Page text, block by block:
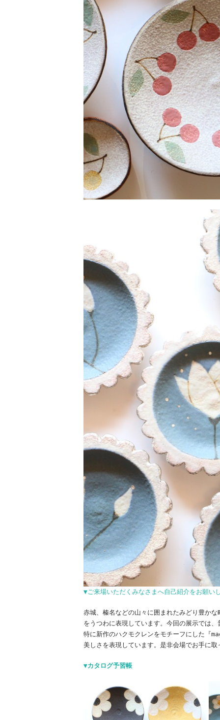
▼ご来場いただくみなさまへ自己紹介をお願い
赤城、榛名などの山々に囲まれたみどり豊か
をうつわに表現しています。今回の展示では
特に新作のハクモクレンをモチーフにした『
美しさを表現しています。是非会場でお手に取
▼カタログ予習帳